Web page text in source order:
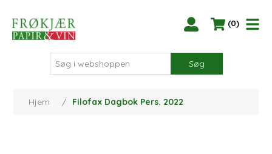
(0)
Søg
Hjem / Filofax Dagbok Pers. 2022